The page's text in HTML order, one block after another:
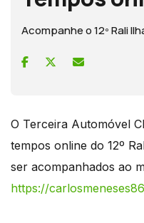
Acompanhe o 12º Rali
O Terceira Automóvel
tempos online do 12º
ser acompanhados ao
https://